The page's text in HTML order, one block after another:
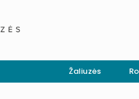
Žaliuzės